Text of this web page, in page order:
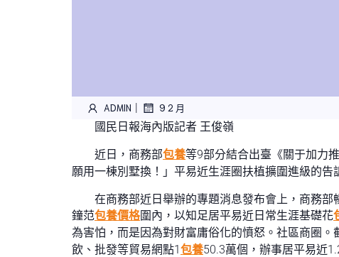
ADMIN | 9 2 月
國民日報海內版記者 王俊嶺
近日，商務部包養等9部分結合出臺《關于加力
願用一棟別墅換！」平易近生涯圈扶植擴圍進級的告
在商務部近日舉辦的專題消息發布會上，商務
鐘范包養價格圍內，以知足居平易近日常生涯基礎花
為害怕，而是因為對財富庸俗化的憤怒。社區商圈
飲、批發等貿易網點1包養50.3萬個，辦事居平易近